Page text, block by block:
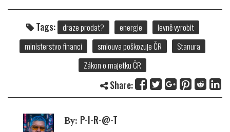
Tags: draze prodat? energie
levně vyrobit
ministerstvo financí
smlouva poškozuje ČR
Stanura
Zákon o majetku ČR
Share:
By: P-I-R-@-T